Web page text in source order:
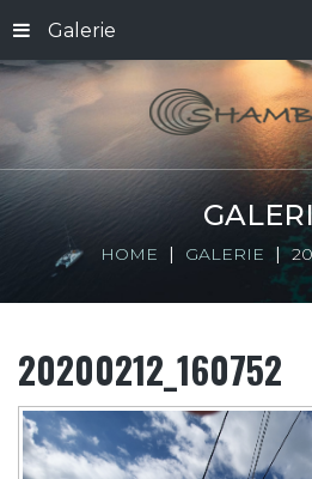
Galerie
HOME GALERIE
20200212_160752